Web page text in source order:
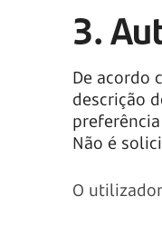
3.
De acordo
descrição
Não é
O